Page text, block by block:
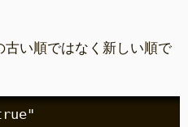
い順ではなく新しい順で